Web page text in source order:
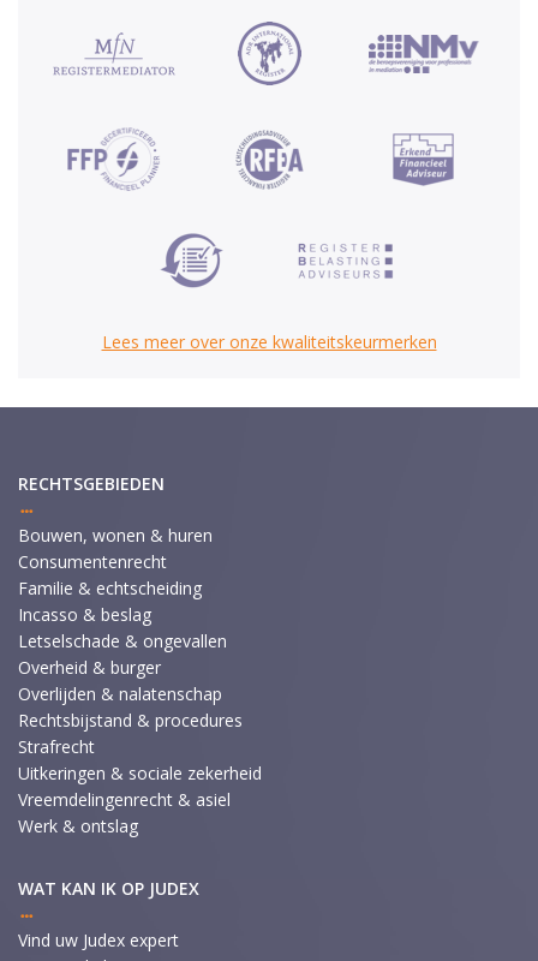
Lees meer over onze kwaliteitskeurmerken
RECHTSGEBIEDEN
Bouwen, wonen & huren
Consumentenrecht
Familie & echtscheiding
Incasso & beslag
Letselschade & ongevallen
Overheid & burger
Overlijden & nalatenschap
Rechtsbijstand & procedures
Strafrecht
Uitkeringen & sociale zekerheid
Vreemdelingenrecht & asiel
Werk & ontslag
WAT KAN IK OP JUDEX
Vind uw Judex expert